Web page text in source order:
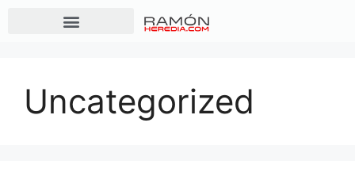
Uncategorized